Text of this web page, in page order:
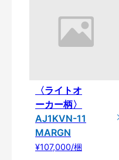
〈ライトオ
ーカー柄〉
AJ1KVN-11
MARGN
¥107,000/梱